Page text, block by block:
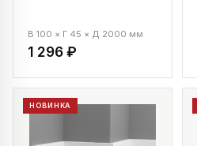
В 100 × Г 45 × Д 2000 мм
1 296 ₽
НОВИНКА